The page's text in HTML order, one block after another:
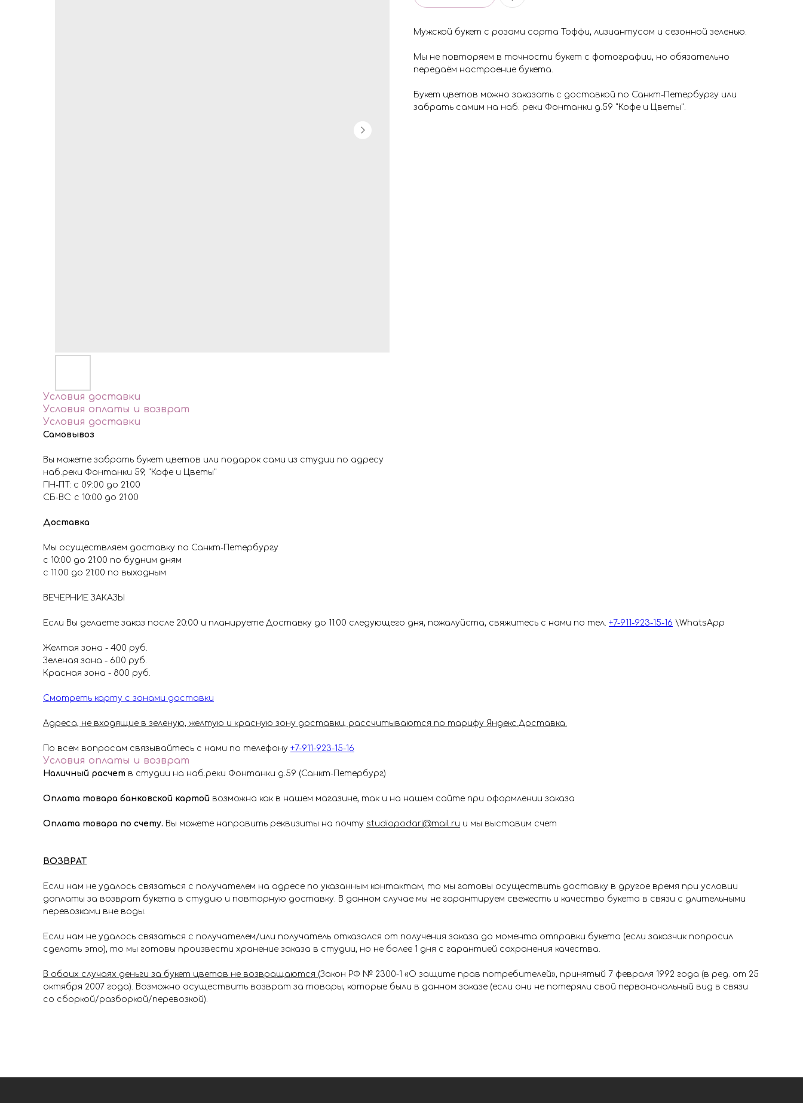
Мужской букет с розами сорта Тоффи, лизиантусом и сезонной зеленью.
Мы не повторяем в точности букет с фотографии, но обязательно
передаём настроение букета.
Букет цветов можно заказать с доставкой по Санкт-Петербургу или
забрать самим на наб. реки Фонтанки д.59 "Кофе и Цветы".
Условия доставки
Условия оплаты и возврат
Условия доставки
Самовывоз
Вы можете забрать букет цветов или подарок сами из студии по адресу
наб.реки Фонтанки 59, "Кофе и Цветы"
ПН-ПТ: с 09:00 до 21:00
СБ-ВС: с 10:00 до 21:00
Доставка
Мы осуществляем доставку по Санкт-Петербургу
с 10:00 до 21:00 по будним дням
с 11:00 до 21:00 по выходным
ВЕЧЕРНИЕ ЗАКАЗЫ
Если Вы делаете заказ после 20:00 и планируете Доставку до 11:00 следующего дня, пожалуйста, свяжитесь с нами по тел. +7-911-923-15-16 \WhatsApp
Желтая зона - 400 руб.
Зеленая зона - 600 руб.
Красная зона - 800 руб.
Смотреть карту с зонами доставки
Адреса, не входящие в зеленую, желтую и красную зону доставки, рассчитываются по тарифу Яндекс.Доставка.
По всем вопросам связывайтесь с нами по телефону +7-911-923-15-16
Условия оплаты и возврат
Наличный расчет в студии на наб.реки Фонтанки д.59 (Санкт-Петербург)
Оплата товара банковской картой возможна как в нашем магазине, так и на нашем сайте при оформлении заказа
Оплата товара по счету. Вы можете направить реквизиты на почту studiopodari@mail.ru и мы выставим счет
ВОЗВРАТ
Если нам не удалось связаться с получателем на адресе по указанным контактам, то мы готовы осуществить доставку в другое время при условии
доплаты за возврат букета в студию и повторную доставку. В данном случае мы не гарантируем свежесть и качество букета в связи с длительными
перевозками вне воды.
Если нам не удалось связаться с получателем/или получатель отказался от получения заказа до момента отправки букета (если заказчик попросил
сделать это), то мы готовы произвести хранение заказа в студии, но не более 1 дня с гарантией сохранения качества.
В обоих случаях деньги за букет цветов не возвращаются (Закон РФ № 2300-1 «О защите прав потребителей», принятый 7 февраля 1992 года (в ред. от 25
октября 2007 года). Возможно осуществить возврат за товары, которые были в данном заказе (если они не потеряли свой первоначальный вид в связи
со сборкой/разборкой/перевозкой).